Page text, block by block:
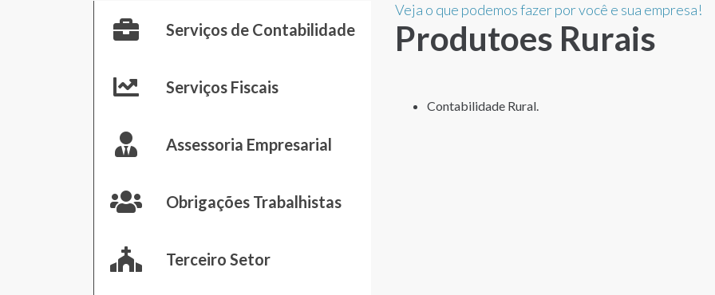
Serviços de Contabilidade
Serviços Fiscais
Assessoria Empresarial
Obrigações Trabalhistas
Terceiro Setor
Veja o que podemos fazer por você e sua empresa!
Produtoes Rurais
Contabilidade Rural.